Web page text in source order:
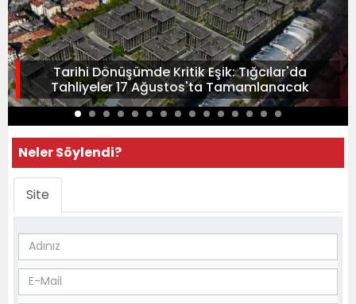
Tarihi Dönüşümde Kritik Eşik: Tığcılar'da
Tahliyeler 17 Ağustos'ta Tamamlanacak
Neler Söylendi?
Site